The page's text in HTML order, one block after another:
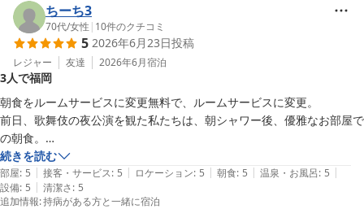
す。いつでも快適にお過ごしいただけるような空間をご準備できる
ように、スタッフ一同引き続き精進してまいります。お客様のお帰
ホテルオークラ福岡
2026-07-05
ちーち3
70代/女性 | 10件のクチコミ
5 2026年6月23日投稿
レジャー 友達 2026年6月宿泊
3人で福岡
朝食をルームサービスに変更無料で、ルームサービスに変更。
前日、歌舞伎の夜公演を観た私たちは、朝シャワー後、優雅なお部屋で
の朝食。
広いバスルーム、たくさんのタオル、ノリタケの食器
歌舞伎を観るために、福岡に来ましたが、ホテルオークラを選んだこと
で、旅が完璧になったように、思われます笑
続きを読む
部屋: 5 | 接客・サービス: 5 | ロケーション: 5 | 朝食: 5 | 温泉・お風呂: 5 |
設備: 5 | 清潔さ: 5
追加情報:持病がある方と一緒に宿泊